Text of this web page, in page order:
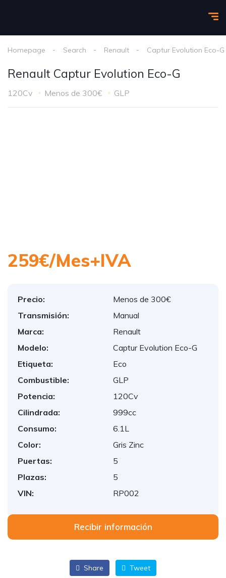
Homepage Search Renault Captur Evolution Eco-G
Renault Captur Evolution Eco-G
120Cv Menos de 300€ GLP
259€/Mes+IVA
Precio:
Menos de 300€
Transmisión:
Manual
Marca:
Renault
Modelo:
Captur Evolution Eco-G
Etiqueta:
Eco
Combustible:
GLP
Potencia:
120Cv
Cilindrada:
999cc
Consumo:
6.1L
Color:
Gris Zinc
Puertas:
5
Plazas:
5
VIN:
RP002
Recibir información
Share Tweet